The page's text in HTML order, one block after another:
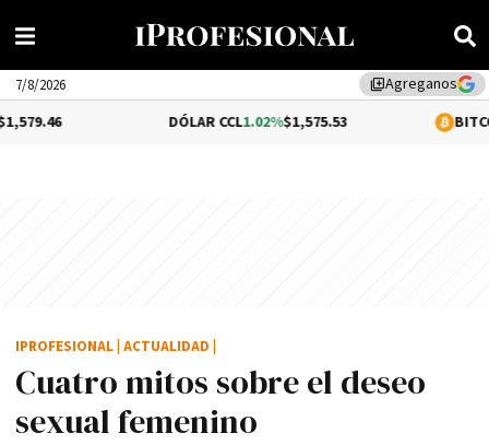
library_addAgreganos
7/8/2026
1.02%$1,575.53 -0.2%
Cuatro mitos sobre el deseo
sexual femenino
IPROFESIONAL ACTUALIDAD